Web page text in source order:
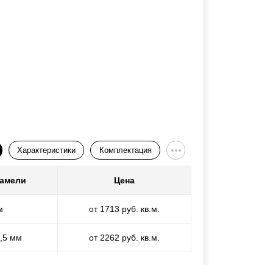
Характеристики Комплектация
Цена
от 1713 руб. кв.м.
мм от 2262 руб. кв.м.